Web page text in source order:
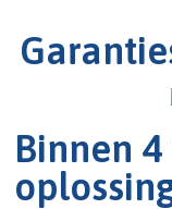
Binnen